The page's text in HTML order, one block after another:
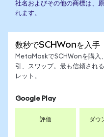
社名およびその他の商標は、
れます。
数秒でSCHWonを入手
MetaMaskでSCHWonを購入
引、スワップ。最も信頼され
レット。
Google Play
評価 ダウ